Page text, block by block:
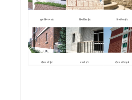
फूल बिस्तर ईंट विभाजित ईंट विभाजित ईंट
दीवार की ईंट पक्की ईंट दीवार की टाइलें